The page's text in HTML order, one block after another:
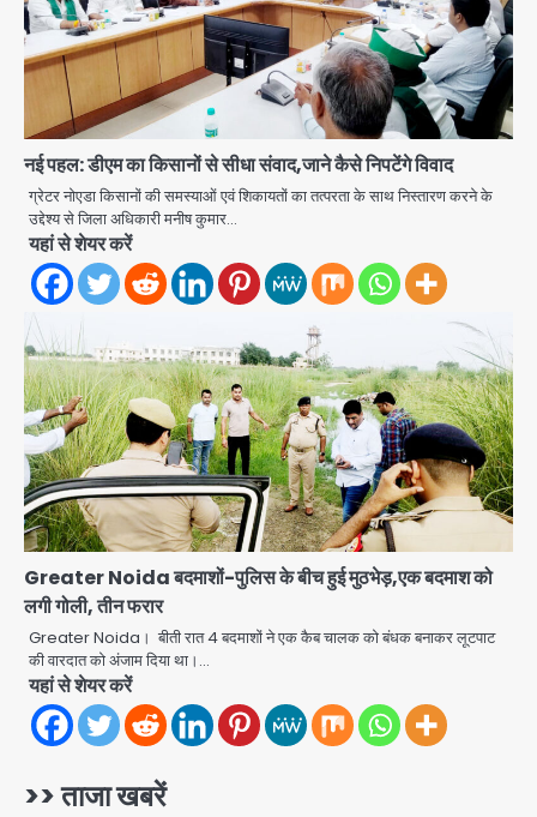
नई पहल: डीएम का किसानों से सीधा संवाद,जाने कैसे निपटेंगे विवाद
ग्रेटर नोएडा किसानों की समस्याओं एवं शिकायतों का तत्परता के साथ निस्तारण करने के
उद्देश्य से जिला अधिकारी मनीष कुमार…
यहां से शेयर करें
Greater Noida बदमाशों-पुलिस के बीच हुई मुठभेड़,एक बदमाश को
लगी गोली, तीन फरार
Greater Noida। बीती रात 4 बदमाशों ने एक कैब चालक को बंधक बनाकर लूटपाट
की वारदात को अंजाम दिया था।…
यहां से शेयर करें
>> ताजा खबरें
अब पहला स्थान हासिल करना लक्ष्य: डीएम
Team JHJ
3
28 साल बाद कानून के शिकंजे में आया हत्या का
फरार आरोपी
Team JHJ
4
डबल मर्डर का मुख्य साजिशकर्ता क्राइम ब्रांच
के हत्थे
Team JHJ
रोहित चौधरी गैंग का कुख्यात बदमाश राजस्थान